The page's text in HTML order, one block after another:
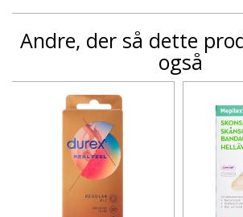
Andre, der så dette
også